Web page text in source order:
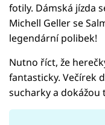
fotily. Dámská jízda
Michell Geller se
legendární polibek!
Nutno říct, že
fantasticky. Večírek
sucharky a dokážou